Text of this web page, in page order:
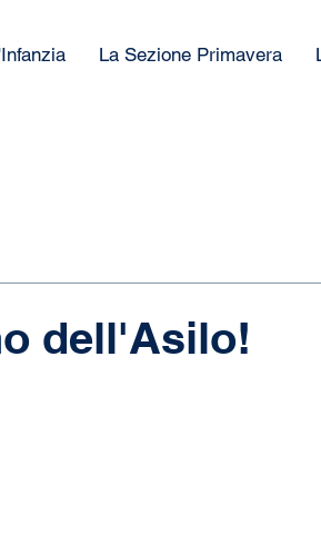
La Sezione Primavera
dell'Asilo!